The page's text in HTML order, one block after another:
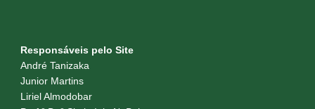
Responsáveis pelo Site
André Tanizaka
Junior Martins
Liriel Almodobar